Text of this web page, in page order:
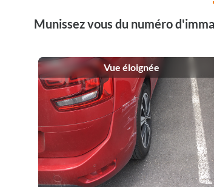
Les devis
Votre plaque d'immatriculation nous
Munissez vous du numéro
Vue éloignée